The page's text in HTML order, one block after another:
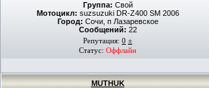
Группа: Свой
Мотоцикл: suzsuzuki DR-Z400 SM 2006
Город: Сочи, п Лазаревское
Сообщений: 22
Репутация: 0 ±
Статус: Оффлайн
MUTHUK